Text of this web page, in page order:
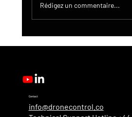
Rédigez un commentaire...
Contact
info@dronecontrol.co